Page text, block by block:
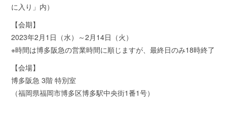
に入り」内）
【会期】
2023年2月1日（水）～2月14日（火）
※時間は博多阪急の営業時間に順じますが、最終日のみ18時終了
【会場】
博多阪急 3階 特別室
（福岡県福岡市博多区博多駅中央街1番1号）